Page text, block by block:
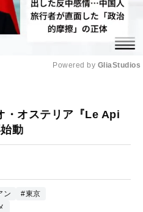
Powered by GliaStudios
・オステリア『Le Api
動
ン
#東京